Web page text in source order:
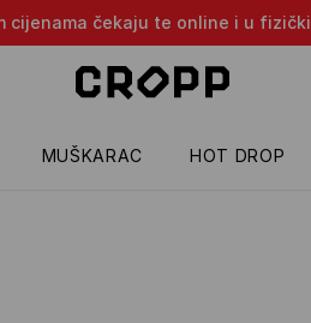
čekaju te online i u
MUŠKARAC HOT DROP